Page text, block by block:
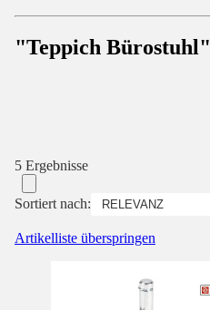
"Teppich Bürostuhl"
5 Ergebnisse
Sortiert nach:
Artikelliste überspringen